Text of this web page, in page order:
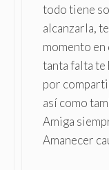
todo tiene
alcanzarla,
momento en
tanta falta te
por
así como
Amiga
Amanecer